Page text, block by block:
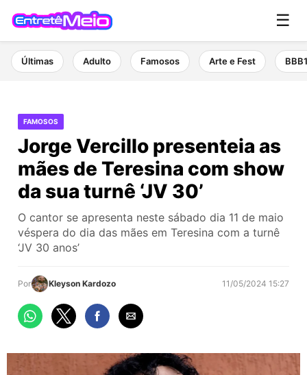
☰
Últimas Adulto Famosos Arte e Fest
FAMOSOS
Jorge Vercillo presenteia as
mães de Teresina com show
da sua turnê ‘JV 30’
O cantor se apresenta neste sábado dia 11 de maio
véspera do dia das mães em Teresina com a turnê
‘JV 30 anos’
Por Kleyson Kardozo 11/05/2024 15:27